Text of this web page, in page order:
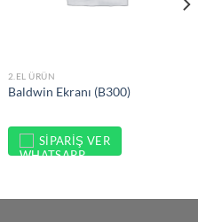
2.EL ÜRÜN
Baldwin Ekranı (B300)
SIPARIŞ VER